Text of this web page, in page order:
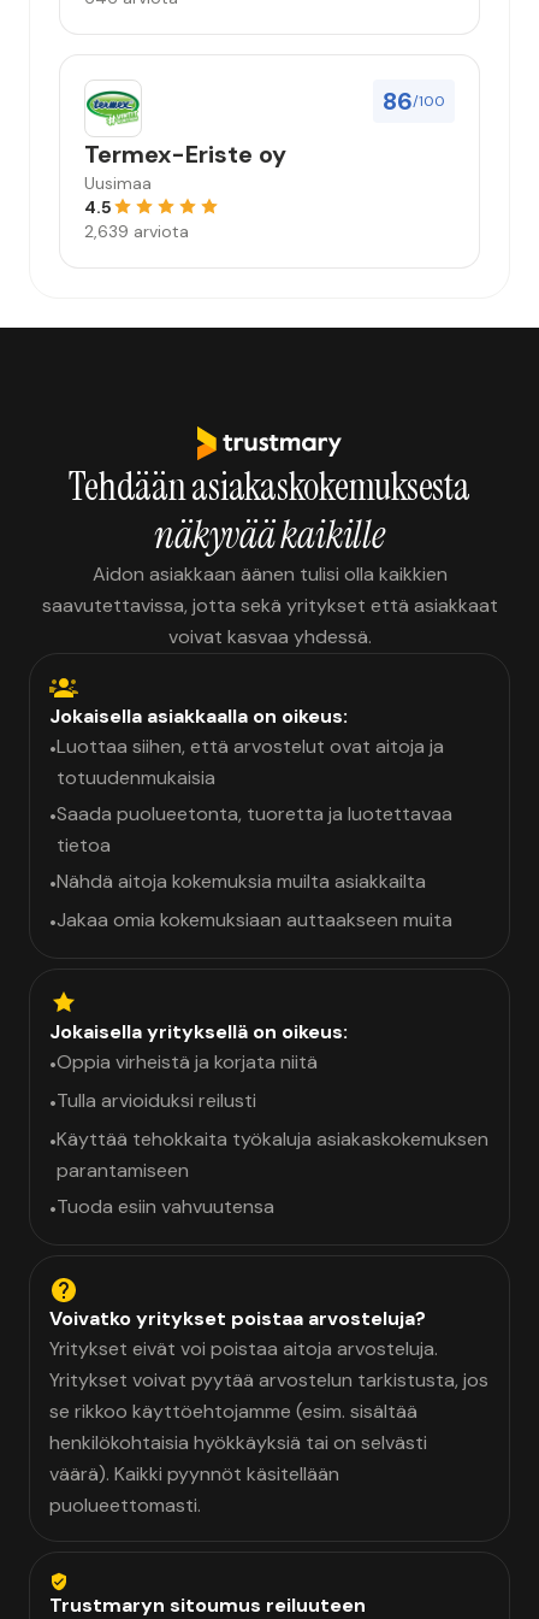
86/100
Termex-Eriste oy
Uusimaa
4.5
2,639 arviota
Tehdään asiakaskokemuksesta
näkyvää kaikille
Aidon asiakkaan äänen tulisi olla kaikkien
saavutettavissa, jotta sekä yritykset että asiakkaat
voivat kasvaa yhdessä.
Jokaisella asiakkaalla on oikeus:
•Luottaa siihen, että arvostelut ovat aitoja ja
totuudenmukaisia
•Saada puolueetonta, tuoretta ja luotettavaa
tietoa
•Nähdä aitoja kokemuksia muilta asiakkailta
•Jakaa omia kokemuksiaan auttaakseen muita
Jokaisella yrityksellä on oikeus:
•Oppia virheistä ja korjata niitä
•Tulla arvioiduksi reilusti
•Käyttää tehokkaita työkaluja asiakaskokemuksen
parantamiseen
•Tuoda esiin vahvuutensa
Voivatko yritykset poistaa arvosteluja?
Yritykset eivät voi poistaa aitoja arvosteluja.
Yritykset voivat pyytää arvostelun tarkistusta, jos
se rikkoo käyttöehtojamme (esim. sisältää
henkilökohtaisia hyökkäyksiä tai on selvästi
väärä). Kaikki pyynnöt käsitellään
puolueettomasti.
Trustmaryn sitoumus reiluuteen